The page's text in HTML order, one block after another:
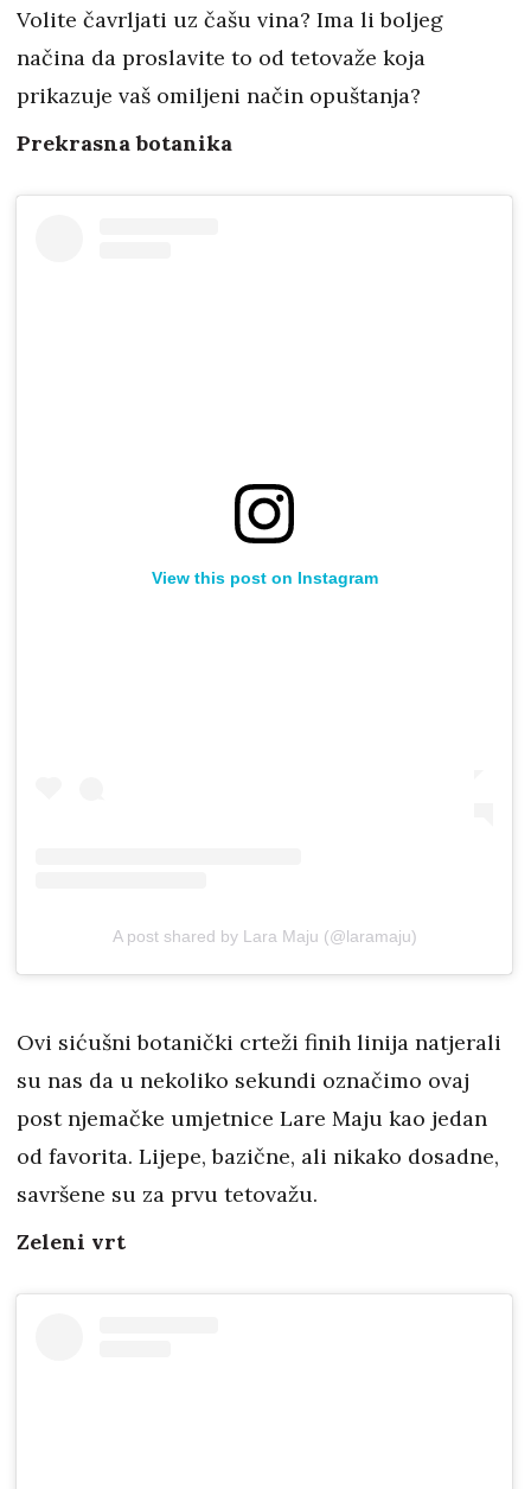
Volite čavrljati uz čašu vina? Ima li boljeg
načina da proslavite to od tetovaže koja
prikazuje vaš omiljeni način opuštanja?
Prekrasna botanika
View this post on Instagram
A post shared by Lara Maju (@laramaju)
Ovi sićušni botanički crteži finih linija natjerali
su nas da u nekoliko sekundi označimo ovaj
post njemačke umjetnice Lare Maju kao jedan
od favorita. Lijepe, bazične, ali nikako dosadne,
savršene su za prvu tetovažu.
Zeleni vrt